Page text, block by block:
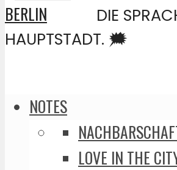
DIE
HAUPTSTADT. 🗯️
NOTES
LOVE IN THE